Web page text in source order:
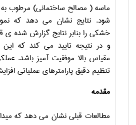
ماسه ( مصالح ساختمانی) مرطوب به
شود. نتایج نشان می دهد که
خشکی را بنابر نتایج گزارش شده ی
و در نتیجه تایید می کند که این
مقیاس بالا موفقیت آمیز باشد.
تنظیم دقیق پارامترهای عملیاتی
مقدمه
مطالعات قبلی نشان می دهد که